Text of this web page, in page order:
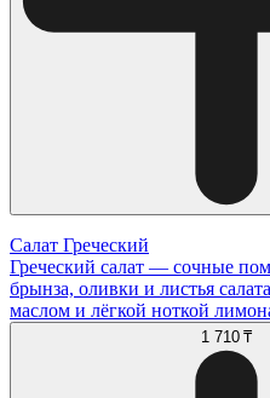
Салат Греческий
Греческий салат — сочные
брынза, оливки и листья
маслом и лёгкой ноткой
1 710 ₸